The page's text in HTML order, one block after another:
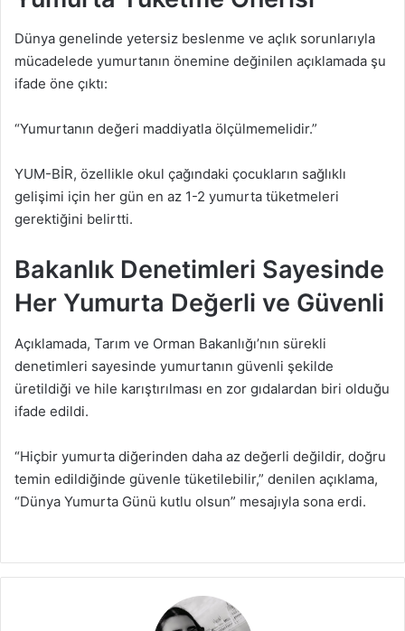
Dünya genelinde yetersiz beslenme ve açlık sorunlarıyla
mücadelede yumurtanın önemine değinilen açıklamada şu
ifade öne çıktı:
“Yumurtanın değeri maddiyatla ölçülmemelidir.”
YUM-BİR, özellikle okul çağındaki çocukların sağlıklı
gelişimi için her gün en az 1-2 yumurta tüketmeleri
gerektiğini belirtti.
Bakanlık Denetimleri Sayesinde
Her Yumurta Değerli ve Güvenli
Açıklamada, Tarım ve Orman Bakanlığı’nın sürekli
denetimleri sayesinde yumurtanın güvenli şekilde
üretildiği ve hile karıştırılması en zor gıdalardan biri olduğu
ifade edildi.
“Hiçbir yumurta diğerinden daha az değerli değildir, doğru
temin edildiğinde güvenle tüketilebilir,” denilen açıklama,
“Dünya Yumurta Günü kutlu olsun” mesajıyla sona erdi.